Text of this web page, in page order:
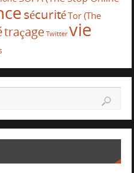
sécuritéTor (The
traçage Twitter vie